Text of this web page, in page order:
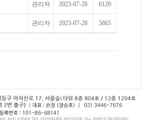
관리자 2023-07-28 6120
관리자 2023-07-28 5865